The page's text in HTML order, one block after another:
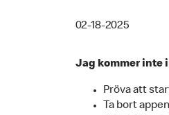
02-18-2025
Jag kommer inte
Pröva att
Ta bort